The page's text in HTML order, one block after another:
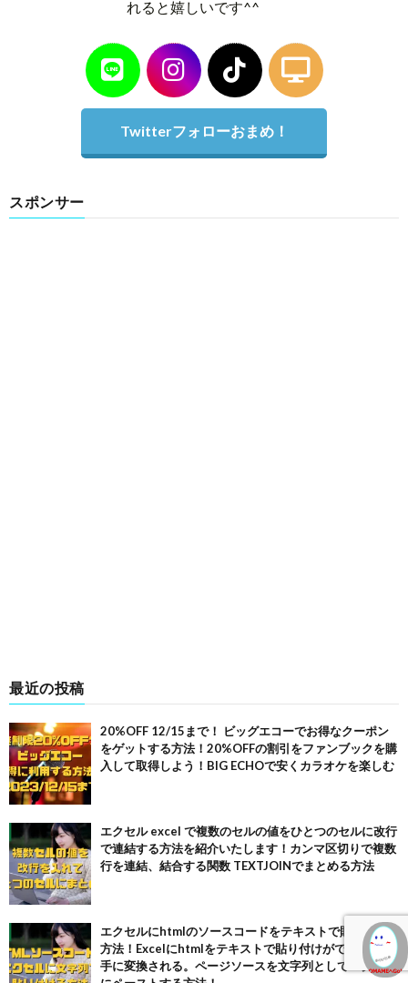
れると嬉しいです^^
Twitterフォローおまめ！
スポンサー
最近の投稿
20%OFF 12/15まで！ ビッグエコーでお得なクーポン
をゲットする方法！20%OFFの割引をファンブックを購
入して取得しよう！BIG ECHOで安くカラオケを楽しむ
エクセル excel で複数のセルの値をひとつのセルに改行
で連結する方法を紹介いたします！カンマ区切りで複数
行を連結、結合する関数 TEXTJOINでまとめる方法
エクセルにhtmlのソースコードをテキストで貼り付ける
方法！Excelにhtmlをテキストで貼り付けができなく勝
手に変換される。ページソースを文字列としてエクセル